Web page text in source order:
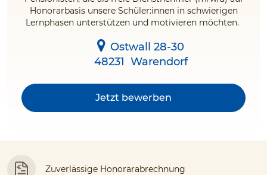
Honorarbasis unsere Schüler:innen in schwierigen
Lernphasen unterstützen und motivieren möchten.
Ostwall 28-30
48231 Warendorf
Jetzt bewerben
Zuverlässige Honorarabrechnung